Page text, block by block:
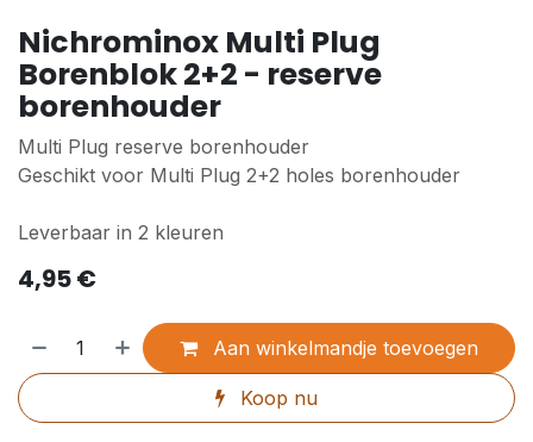
Nichrominox Multi Plug
Borenblok 2+2 - reserve
borenhouder
Multi Plug reserve borenhouder
Geschikt voor Multi Plug 2+2 holes borenhouder
Leverbaar in 2 kleuren
4,95€
Aan winkelmandje toevoegen
Koop nu